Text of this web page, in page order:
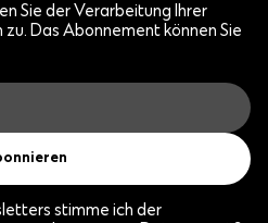
Sie der Verarbeitung Ihrer
Das Abonnement können Sie
stimme ich der